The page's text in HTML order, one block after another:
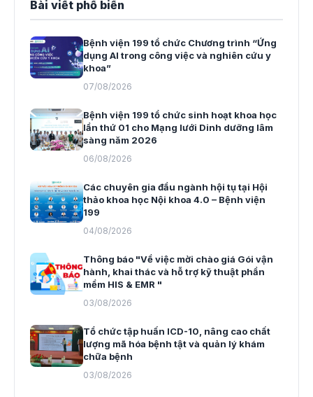
Bài viết phổ biến
Bệnh viện 199 tổ chức Chương trình “Ứng
dụng AI trong công việc và nghiên cứu y
khoa”
07/08/2026
Bệnh viện 199 tổ chức sinh hoạt khoa học
lần thứ 01 cho Mạng lưới Dinh dưỡng lâm
sàng năm 2026
06/08/2026
Các chuyên gia đầu ngành hội tụ tại Hội
thảo khoa học Nội khoa 4.0 – Bệnh viện
199
04/08/2026
Thông báo "Về việc mời chào giá Gói vận
hành, khai thác và hỗ trợ kỹ thuật phần
mềm HIS & EMR "
03/08/2026
Tổ chức tập huấn ICD-10, nâng cao chất
lượng mã hóa bệnh tật và quản lý khám
chữa bệnh
03/08/2026